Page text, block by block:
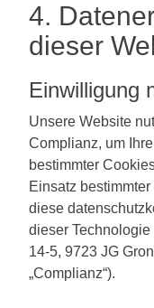
4.
dieser
Einwilligung
Unsere Website
Complianz, um
bestimmter
Einsatz
diese
dieser
14-5, 9723 JG
„Complianz“).